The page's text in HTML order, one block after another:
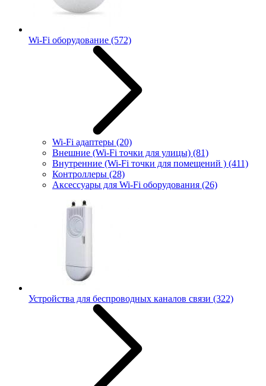
Wi-Fi оборудование (572)
Wi-Fi адаптеры (20)
Внешние (Wi-Fi точки для улицы) (81)
Внутренние (Wi-Fi точки для помещений ) (411)
Контроллеры (28)
Аксессуары для Wi-Fi оборудования (26)
Устройства для беспроводных каналов связи (322)